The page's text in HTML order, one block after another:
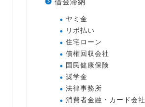
ヤミ金
リボ払い
住宅ローン
債権回収会社
国民健康保険
奨学金
法律事務所
消費者金融・カード会社